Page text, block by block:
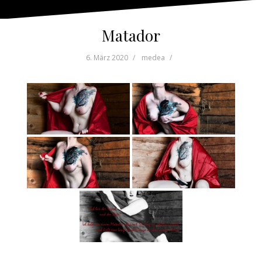
Matador
6. März 2020 medea